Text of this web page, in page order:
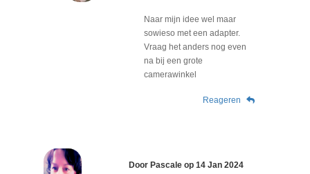
Naar mijn idee wel maar
sowieso met een adapter.
Vraag het anders nog even
na bij een grote
camerawinkel
Reageren
DoorPascaleop 14 Jan 2024